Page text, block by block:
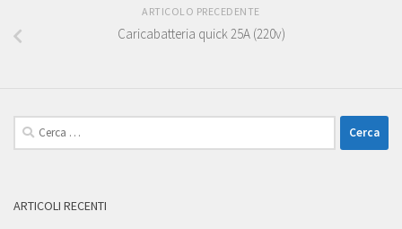
ARTICOLO PRECEDENTE
Caricabatteria quick 25A (220v)
Ricerca
per:
ARTICOLI RECENTI